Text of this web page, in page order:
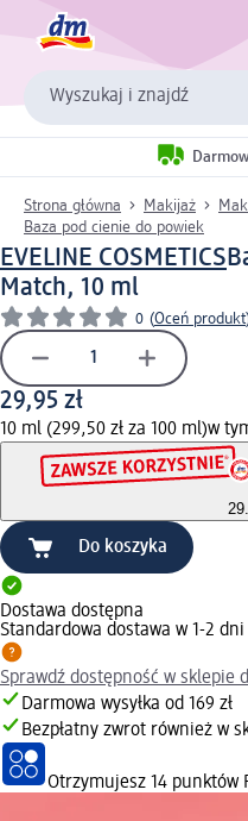
Wyszukaj i znajdź
Strona główna Makijaż
Baza pod cienie do powiek
EVELINE COSMETICS
Match, 10 ml
0 (Oceń produkt
29,95 zł
10 ml (299,50 zł za 100 ml)w
Do koszyka
Dostawa dostępna
Standardowa dostawa w 1-2 dni
Sprawdź dostępność w sklepie
Darmowa wysyłka od 169 zł
Bezpłatny zwrot również w
Otrzymujesz 14 punktów